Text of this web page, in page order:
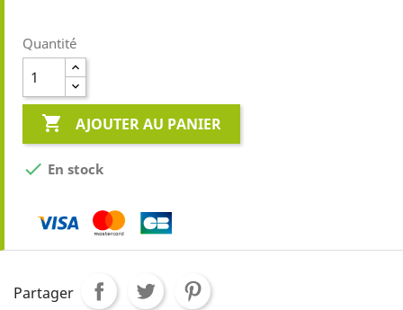
Quantité
 AJOUTER AU PANIER
 En stock
Partager